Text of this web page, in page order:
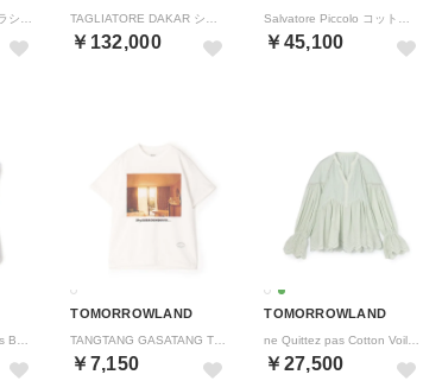
￥132,000 ￥45,100
TOMORROWLAND
￥7,150
TOMORROWLAND
￥27,500